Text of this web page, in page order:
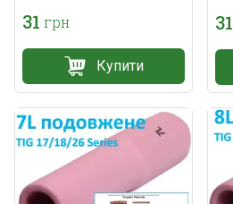
31 грн
Купити
31